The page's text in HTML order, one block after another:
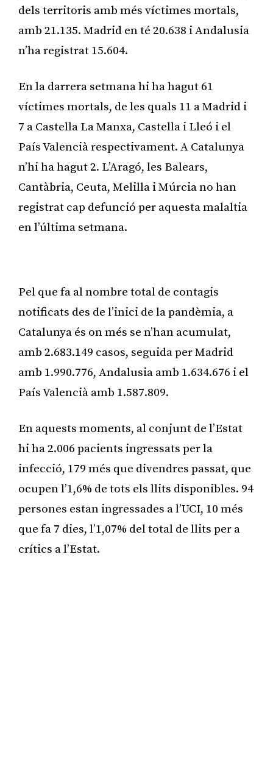
dels territoris amb més víctimes mortals,
amb 21.135. Madrid en té 20.638 i Andalusia
n’ha registrat 15.604.
En la darrera setmana hi ha hagut 61
víctimes mortals, de les quals 11 a Madrid i
7 a Castella La Manxa, Castella i Lleó i el
País Valencià respectivament. A Catalunya
n’hi ha hagut 2. L’Aragó, les Balears,
Cantàbria, Ceuta, Melilla i Múrcia no han
registrat cap defunció per aquesta malaltia
en l’última setmana.
Pel que fa al nombre total de contagis
notificats des de l’inici de la pandèmia, a
Catalunya és on més se n’han acumulat,
amb 2.683.149 casos, seguida per Madrid
amb 1.990.776, Andalusia amb 1.634.676 i el
País Valencià amb 1.587.809.
En aquests moments, al conjunt de l’Estat
hi ha 2.006 pacients ingressats per la
infecció, 179 més que divendres passat, que
ocupen l’1,6% de tots els llits disponibles. 94
persones estan ingressades a l’UCI, 10 més
que fa 7 dies, l’1,07% del total de llits per a
crítics a l’Estat.